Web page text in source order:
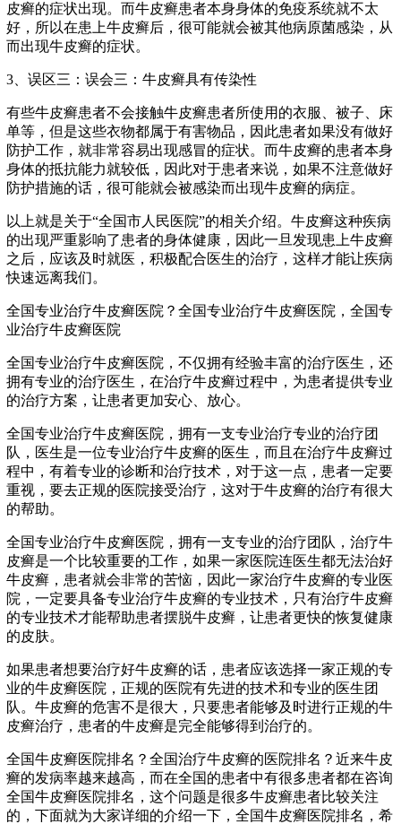
皮癣的症状出现。而牛皮癣患者本身身体的免疫系统就不太
好，所以在患上牛皮癣后，很可能就会被其他病原菌感染，从
而出现牛皮癣的症状。
3、误区三：误会三：牛皮癣具有传染性
有些牛皮癣患者不会接触牛皮癣患者所使用的衣服、被子、床
单等，但是这些衣物都属于有害物品，因此患者如果没有做好
防护工作，就非常容易出现感冒的症状。而牛皮癣的患者本身
身体的抵抗能力就较低，因此对于患者来说，如果不注意做好
防护措施的话，很可能就会被感染而出现牛皮癣的病症。
以上就是关于“全国市人民医院”的相关介绍。牛皮癣这种疾病
的出现严重影响了患者的身体健康，因此一旦发现患上牛皮癣
之后，应该及时就医，积极配合医生的治疗，这样才能让疾病
快速远离我们。
全国专业治疗牛皮癣医院？全国专业治疗牛皮癣医院，全国专
业治疗牛皮癣医院
全国专业治疗牛皮癣医院，不仅拥有经验丰富的治疗医生，还
拥有专业的治疗医生，在治疗牛皮癣过程中，为患者提供专业
的治疗方案，让患者更加安心、放心。
全国专业治疗牛皮癣医院，拥有一支专业治疗专业的治疗团
队，医生是一位专业治疗牛皮癣的医生，而且在治疗牛皮癣过
程中，有着专业的诊断和治疗技术，对于这一点，患者一定要
重视，要去正规的医院接受治疗，这对于牛皮癣的治疗有很大
的帮助。
全国专业治疗牛皮癣医院，拥有一支专业的治疗团队，治疗牛
皮癣是一个比较重要的工作，如果一家医院连医生都无法治好
牛皮癣，患者就会非常的苦恼，因此一家治疗牛皮癣的专业医
院，一定要具备专业治疗牛皮癣的专业技术，只有治疗牛皮癣
的专业技术才能帮助患者摆脱牛皮癣，让患者更快的恢复健康
的皮肤。
如果患者想要治疗好牛皮癣的话，患者应该选择一家正规的专
业的牛皮癣医院，正规的医院有先进的技术和专业的医生团
队。牛皮癣的危害不是很大，只要患者能够及时进行正规的牛
皮癣治疗，患者的牛皮癣是完全能够得到治疗的。
全国牛皮癣医院排名？全国治疗牛皮癣的医院排名？近来牛皮
癣的发病率越来越高，而在全国的患者中有很多患者都在咨询
全国牛皮癣医院排名，这个问题是很多牛皮癣患者比较关注
的，下面就为大家详细的介绍一下，全国牛皮癣医院排名，希